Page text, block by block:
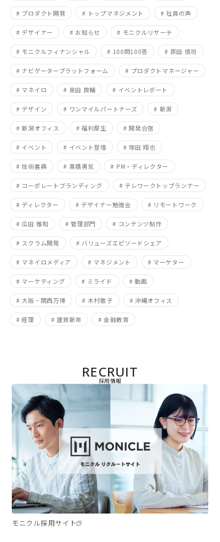
# プロダクト開発 # トップマネジメント # 社員の声
# デザイナー # お知らせ # モニクルリサーチ
# モニクルフィナンシャル # 100問100答 # 原田 慎司
# ナビゲータープラットフォーム # プロダクトマネージャー
# マネイロ # 泉田 良輔 # イベントレポート
# デザイン # ワンマイルパートナーズ # 新潟
# 新潟オフィス # 福利厚生 # 開発合宿
# イベント # イベント登壇 # 塚田 翔也
# 技術書典 # 髙橋勇気 # PM・ディレクター
# コーポレートブランディング # テレワークトップランナー
# ディレクター # デザイナー勉強会 # リモートワーク
# 瓜田 雅和 # 管理部門 # コンテンツ制作
# スクラム開発 # バリューズエピソードシェア
# マネイロメディア # マネジメント # マーケター
# マーケティング # ミライド # 動画
# 大阪・関西万博 # 木村敬子 # 沖縄オフィス
# 経理 # 謹賀新年 # 金融教育
RECRUIT
採用情報
モニクル採用サイト